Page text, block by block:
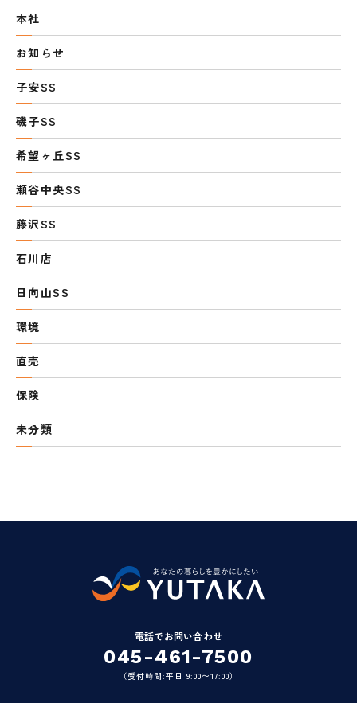
本社
お知らせ
子安SS
磯子SS
希望ヶ丘SS
瀬谷中央SS
藤沢SS
石川店
日向山SS
環境
直売
保険
未分類
電話でお問い合わせ
045-461-7500
（受付時間:平日 9:00〜17:00）